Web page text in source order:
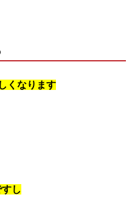
くなります
し